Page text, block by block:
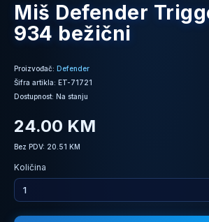
Miš Defender
934 bežični
Proizvođač: Defender
Šifra artikla: ET-71721
Dostupnost: Na stanju
24.00 KM
Bez PDV: 20.51 KM
Količina